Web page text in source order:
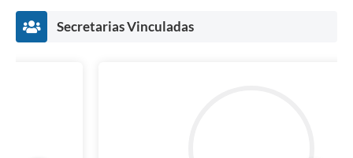
Secretarias Vinculadas